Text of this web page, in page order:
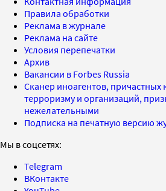
Правила обработки
Реклама в журнале
Реклама на сайте
Условия перепечатки
Архив
Вакансии в Forbes Russia
Сканер иноагентов, причастных
терроризму и организаций,
нежелательными
Подписка на печатную версию
Мы в соцсетях:
Telegram
ВКонтакте